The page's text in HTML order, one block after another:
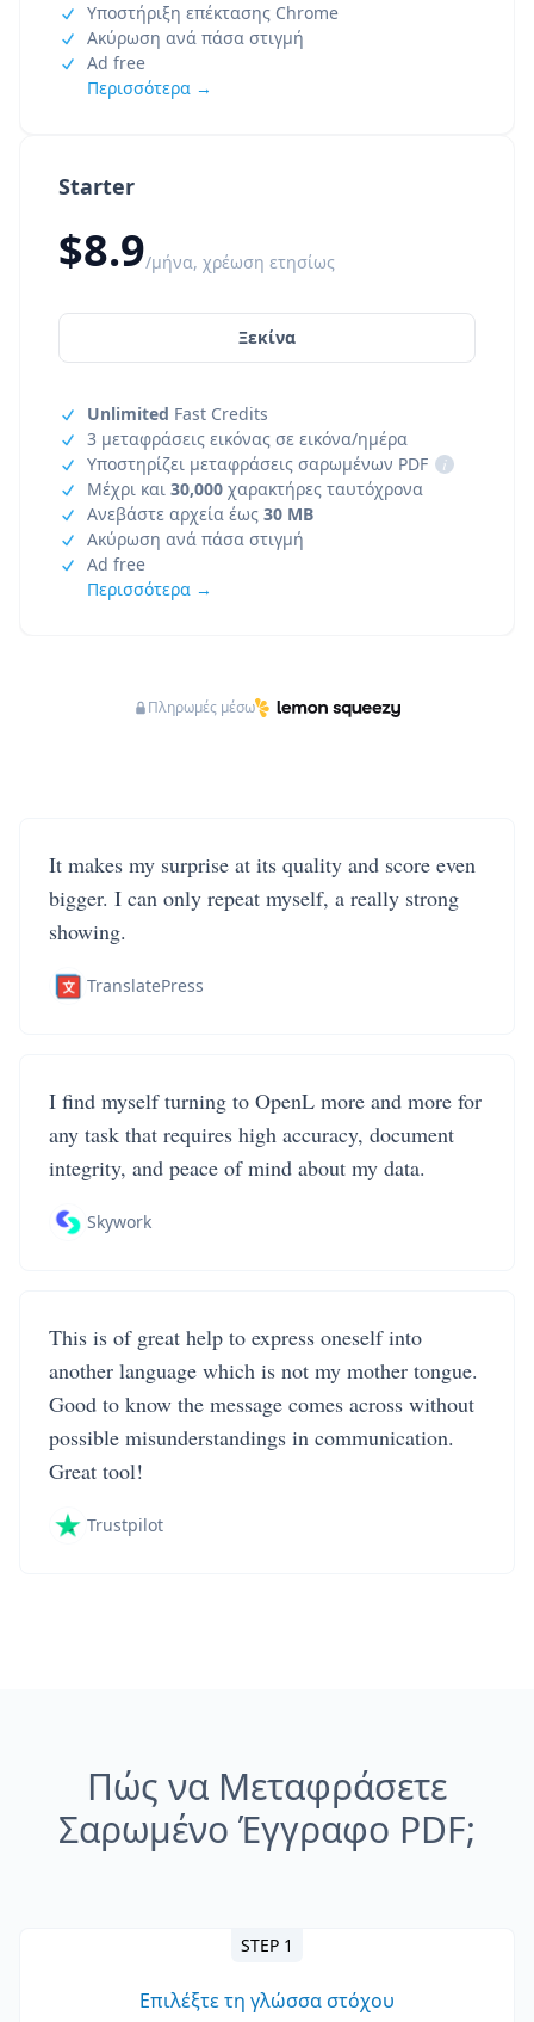
Starter
$8.9/μήνα, χρέωση ετησίως
Ξεκίνα
Unlimited Fast Credits
3 μεταφράσεις εικόνας σε εικόνα/ημέρα
Υποστηρίζει μεταφράσεις σαρωμένων PDF
i
Μέχρι και 30,000 χαρακτήρες ταυτόχρονα
Ανεβάστε αρχεία έως 30 MB
Ακύρωση ανά πάσα στιγμή
Ad free
Περισσότερα →
Υποστήριξη επέκτασης Chrome
Ακύρωση ανά πάσα στιγμή
Ad free
Περισσότερα →
Πληρωμές μέσω
It makes my surprise at its quality and score even
bigger. I can only repeat myself, a really strong
showing.
TranslatePress
I find myself turning to OpenL more and more for
any task that requires high accuracy, document
integrity, and peace of mind about my data.
Skywork
This is of great help to express oneself into
another language which is not my mother tongue.
Good to know the message comes across without
possible misunderstandings in communication.
Great tool!
Trustpilot
Πώς να Μεταφράσετε
Σαρωμένο Έγγραφο PDF;
STEP 1
Επιλέξτε τη γλώσσα στόχου